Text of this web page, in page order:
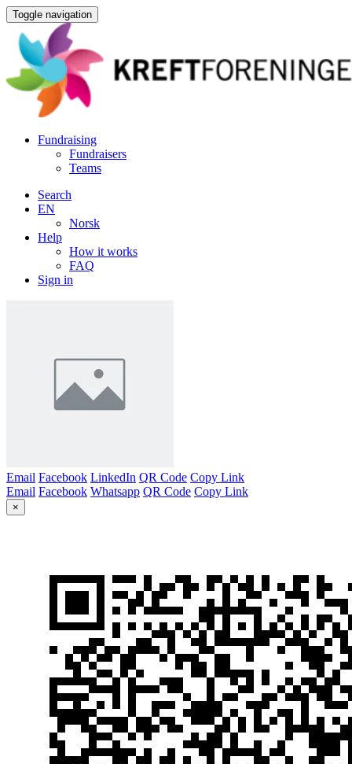
Toggle navigation
Fundraising
Fundraisers
Teams
Search
EN
Norsk
Help
How it works
FAQ
Sign in
Email Facebook LinkedIn QR Code Copy Link
Email Facebook Whatsapp QR Code Copy Link
×